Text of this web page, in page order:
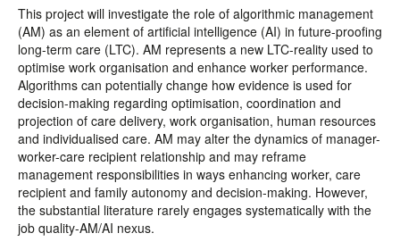
This project will investigate the role of algorithmic management
(AM) as an element of artificial intelligence (AI) in future-proofing
long-term care (LTC). AM represents a new LTC-reality used to
optimise work organisation and enhance worker performance.
Algorithms can potentially change how evidence is used for
decision-making regarding optimisation, coordination and
projection of care delivery, work organisation, human resources
and individualised care. AM may alter the dynamics of manager-
worker-care recipient relationship and may reframe
management responsibilities in ways enhancing worker, care
recipient and family autonomy and decision-making. However,
the substantial literature rarely engages systematically with the
job quality-AM/AI nexus.